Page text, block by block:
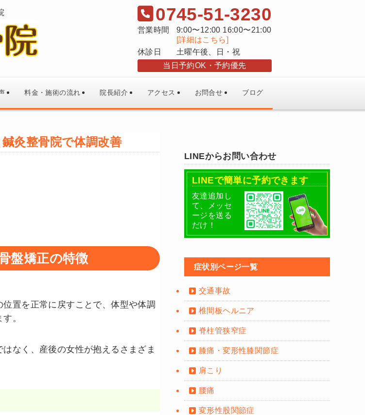
0745-51-3230
営業時間
9:00〜12:00 16:00〜21:00
[詳細はこちら]
休診日
土曜午後、日・祝
当日予約OK
予約優先
料金・施術の流れ 院長紹介 アクセス お問合せ ブログ
灸整骨院で体調改善
盤矯正の特徴
置を正常に戻すことで、体型や体調
。
なく、産後の女性が抱えるさまざま
LINEからお問い合わせ
LINEで簡単に予約できます
友達追加し
て、メッセ
ージを送る
だけ！
症状別ページ一覧
交通事故
椎間板ヘルニア
脊柱管狭窄症
膝痛・変形性膝関節症
肩こり
腰痛
変形性股関節症